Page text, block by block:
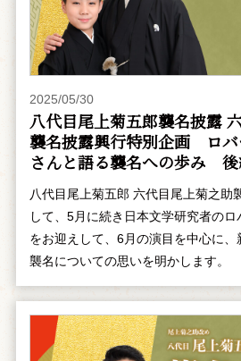
2025/05/30
八代目尾上菊五郎襲名披露
襲名披露興行特別企画 ――ロ
さんと語る襲名への歩み
八代目尾上菊五郎 六代目尾上菊之助
して、5月に続き日本文学研究者の
をお迎えして、6月の演目を中心に
襲名についての思いを明かします。